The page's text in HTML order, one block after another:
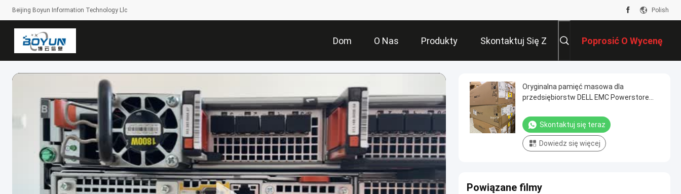
Beijing Boyun Information Technology Llc Polish
Dom O Nas Produkty Skontaktuj Się Z
Nami
Poprosić O Wycenę
Oryginalna pamięć masowa dla
przedsiębiorstw DELL EMC Powerstore
Skontaktuj się teraz
Dowiedz się więcej
Powiązane filmy